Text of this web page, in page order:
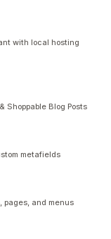
with local hosting
Shoppable Blog Posts
metafields
pages, and menus